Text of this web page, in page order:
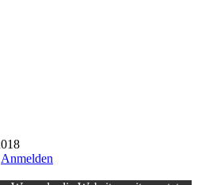
Anmelden